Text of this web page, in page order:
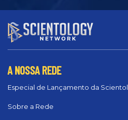
A NOSSA REDE
Especial de Lançamento da
Sobre a Rede